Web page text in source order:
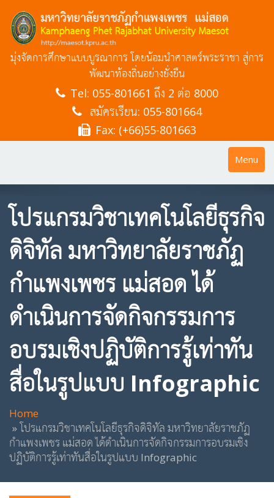
มุ่งจัดการศึกษาแบบบูรณาการ โดยน้อมนำศาสตร์พระราชา สู่การ
พัฒนาท้องถิ่นอย่างยั่งยืน
Tel: 055-801661 ถึง 2 ต่อ 8000
สมัครเรียน: 055-801664
Fax: (+66)55-801663
Toggle
Menu
โปรแกรมวิชาเทคโนโลยีธุรกิจ
ดิจิทัล มหาวิทยาลัยราชภัฏ
กำแพงเพชร แม่สอด ได้
ดำเนินการจัดกิจกรรมการ
อบรมเชิงปฏิบัติการรู้เท่าทัน
สื่อในรูปแบบ Infographic
Home
โปรแกรมวิชาเทคโนโลยีธุรกิจดิจิทัล มหาวิทยาลัยราชภัฏ
กำแพงเพชร แม่สอด ได้ดำเนินการจัดกิจกรรมการอบรมเชิง
ปฏิบัติการรู้เท่าทันสื่อในรูปแบบ Infographic